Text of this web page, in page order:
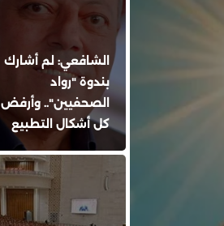
الشافعي: لم أشارك
بندوة "رواد
الصحفيين".. وأرفض
كل أشكال التطبيع